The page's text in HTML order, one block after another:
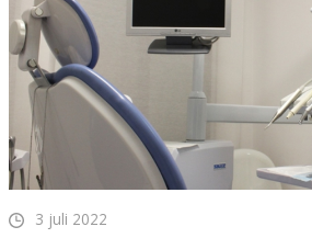
3 juli 2022